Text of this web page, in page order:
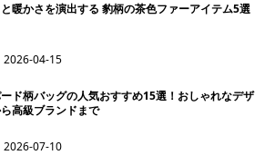
暖かさを演出する 豹柄の茶色ファーアイテム5選
2026-04-15
ド柄バッグの人気おすすめ15選！おしゃれなデザ
高級ブランドまで
2026-07-10